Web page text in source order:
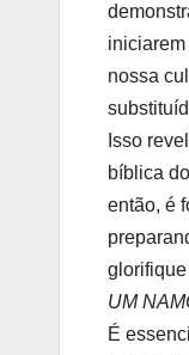
nossa
Isso
bíblica
então, é
UM
É